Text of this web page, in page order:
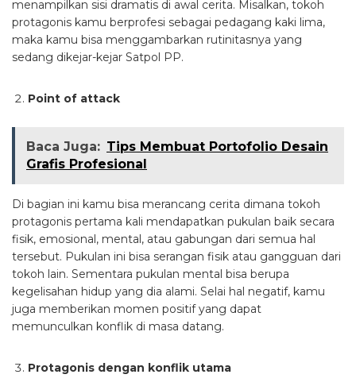
menampilkan sisi dramatis di awal cerita. Misalkan, tokoh
protagonis kamu berprofesi sebagai pedagang kaki lima,
maka kamu bisa menggambarkan rutinitasnya yang
sedang dikejar-kejar Satpol PP.
Point of attack
Baca Juga: Tips Membuat Portofolio Desain
Grafis Profesional
Di bagian ini kamu bisa merancang cerita dimana tokoh
protagonis pertama kali mendapatkan pukulan baik secara
fisik, emosional, mental, atau gabungan dari semua hal
tersebut. Pukulan ini bisa serangan fisik atau gangguan dari
tokoh lain. Sementara pukulan mental bisa berupa
kegelisahan hidup yang dia alami. Selai hal negatif, kamu
juga memberikan momen positif yang dapat
memunculkan konflik di masa datang.
Protagonis dengan konflik utama